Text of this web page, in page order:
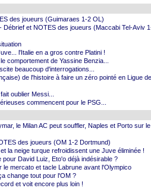
des joueurs (Guimaraes 1-2 OL)
Débrief et NOTES des joueurs (Maccabi Tel-Aviv
l'Italie en a gros contre Platini !
comportement de Yassine Benzia...
beaucoup d'interrogations...
de l'histoire à faire un zéro pointé en Ligue
oublier Messi...
commencent pour le PSG...
le Milan AC peut souffler, Naples et Porto sur le
des joueurs (OM 1-2 Dortmund)
la neige turque refroidissent une Juve éliminée !
pour David Luiz, Eto'o déjà indésirable ?
le mercato et tacle Labrune avant l'Olympico
change tout pour l'OM ?
et voit encore plus loin !